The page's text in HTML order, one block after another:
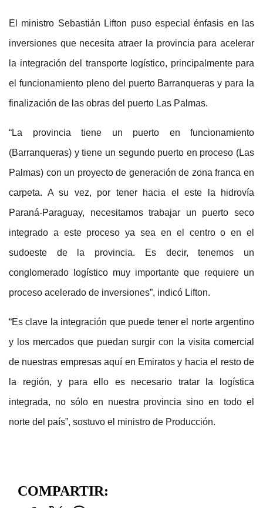
El ministro Sebastián Lifton puso especial énfasis en las
inversiones que necesita atraer la provincia para acelerar
la integración del transporte logístico, principalmente para
el funcionamiento pleno del puerto Barranqueras y para la
finalización de las obras del puerto Las Palmas.
“La provincia tiene un puerto en funcionamiento
(Barranqueras) y tiene un segundo puerto en proceso (Las
Palmas) con un proyecto de generación de zona franca en
carpeta. A su vez, por tener hacia el este la hidrovía
Paraná-Paraguay, necesitamos trabajar un puerto seco
integrado a este proceso ya sea en el centro o en el
sudoeste de la provincia. Es decir, tenemos un
conglomerado logístico muy importante que requiere un
proceso acelerado de inversiones”, indicó Lifton.
“Es clave la integración que puede tener el norte argentino
y los mercados que puedan surgir con la visita comercial
de nuestras empresas aquí en Emiratos y hacia el resto de
la región, y para ello es necesario tratar la logística
integrada, no sólo en nuestra provincia sino en todo el
norte del país”, sostuvo el ministro de Producción.
COMPARTIR: